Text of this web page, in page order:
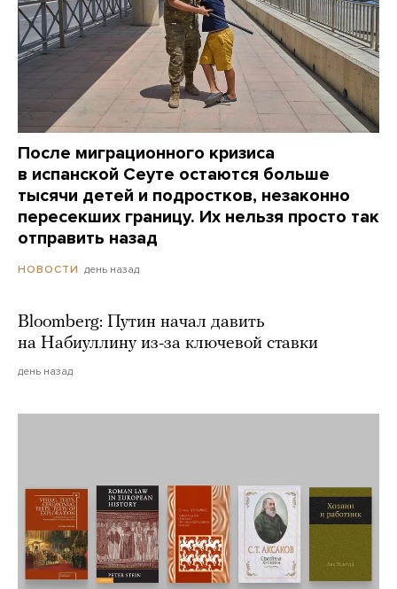
После миграционного кризиса
в испанской Сеуте остаются больше
тысячи детей и подростков, незаконно
пересекших границу. Их нельзя просто так
отправить назад
НОВОСТИ день назад
Bloomberg: Путин начал давить
на Набиуллину из-за ключевой ставки
день назад